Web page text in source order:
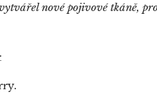
nové pojivové tkáně,